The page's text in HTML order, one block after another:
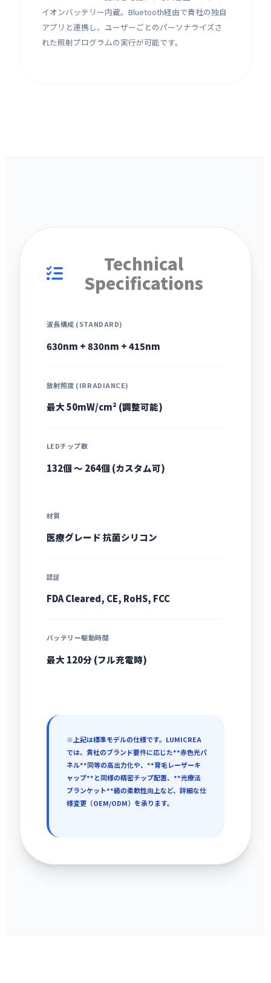
イオンバッテリー内蔵。Bluetooth経由で貴社の独自
アプリと連携し、ユーザーごとのパーソナライズさ
れた照射プログラムの実行が可能です。
Technical
Specifications
波長構成 (STANDARD)
630nm + 830nm + 415nm
放射照度 (IRRADIANCE)
最大 50mW/cm² (調整可能)
LEDチップ数
132個 〜 264個 (カスタム可)
材質
医療グレード 抗菌シリコン
認証
FDA Cleared, CE, RoHS, FCC
バッテリー駆動時間
最大 120分 (フル充電時)
※上記は標準モデルの仕様です。LUMICREA
では、貴社のブランド要件に応じた**赤色光パ
ネル**同等の高出力化や、**育毛レーザーキ
ャップ**と同様の精密チップ配置、**光療法
ブランケット**級の柔軟性向上など、詳細な仕
様変更（OEM/ODM）を承ります。